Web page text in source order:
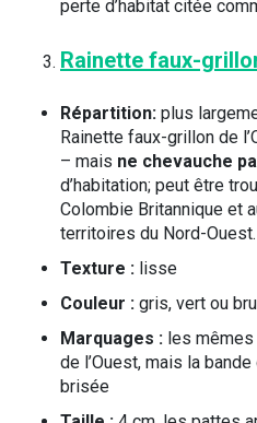
perte d’habitat citée
Rainette faux-
Répartition: plus
Rainette faux-grillon de
– mais ne chevauche
d’habitation; peut être
Colombie Britannique et
territoires du Nord-Ouest.
Texture : lisse
Couleur : gris, vert ou
Marquages : les
de l’Ouest, mais la
brisée